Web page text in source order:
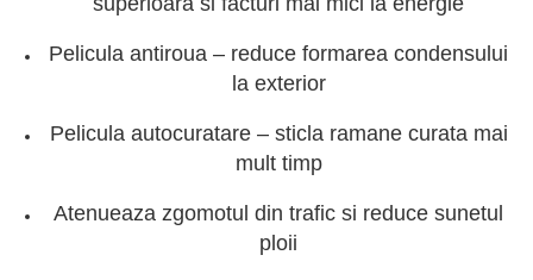
Pelicula antiroua – reduce formarea condensului
la exterior
Pelicula autocuratare – sticla ramane curata mai
mult timp
Atenueaza zgomotul din trafic si reduce sunetul
ploii